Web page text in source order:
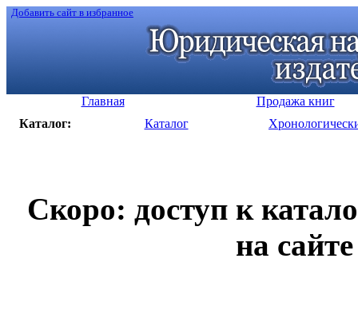
Добавить сайт в избранное
Главная
Продажа книг
Каталог:
Каталог
Скоро: доступ к
на